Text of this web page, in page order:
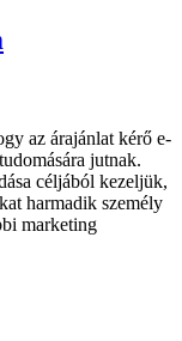
az árajánlat kérő e-
jutnak.
céljából kezeljük,
harmadik személy
marketing